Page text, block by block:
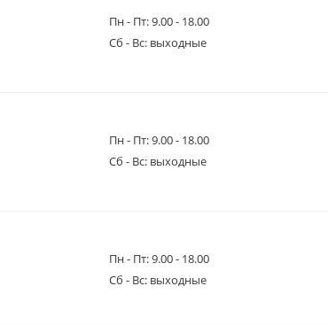
Пн - Пт: 9.00 - 18.00
Сб - Вс: выходные
Пн - Пт: 9.00 - 18.00
Сб - Вс: выходные
Пн - Пт: 9.00 - 18.00
Сб - Вс: выходные